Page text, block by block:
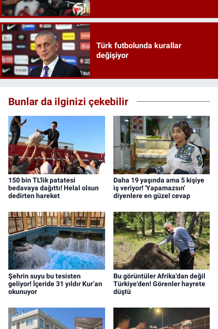
Türk futbolunda kurallar
değişiyor
Bunlar da ilginizi çekebilir
150 bin TL'lik patatesi
bedavaya dağıttı! Helal olsun
dedirten hareket
Daha 19 yaşında ama 5 kişiye
iş veriyor! 'Yapamazsın'
diyenlere en güzel cevap
Şehrin suyu bu tesisten
geliyor! İçeride 31 yıldır Kur’an
okunuyor
Bu görüntüler Afrika'dan değil
Türkiye'den! Görenler hayrete
düştü